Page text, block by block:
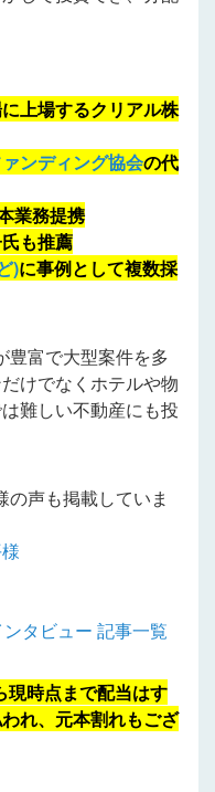
上場するクリアル株
ンディング協会の代
業務提携
も推薦
)に事例として複数採
豊富で大型案件を多
けでなくホテルや物
難しい不動産にも投
声も掲載していま
ンタビュー 記事一覧
現時点まで配当はす
れ、元本割れもござ